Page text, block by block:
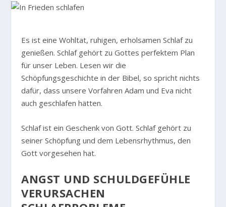
Es ist eine Wohltat, ruhigen, erholsamen Schlaf zu
genießen. Schlaf gehört zu Gottes perfektem Plan
für unser Leben. Lesen wir die
Schöpfungsgeschichte in der Bibel, so spricht nichts
dafür, dass unsere Vorfahren Adam und Eva nicht
auch geschlafen hätten.
Schlaf ist ein Geschenk von Gott. Schlaf gehört zu
seiner Schöpfung und dem Lebensrhythmus, den
Gott vorgesehen hat.
ANGST UND SCHULDGEFÜHLE
VERURSACHEN